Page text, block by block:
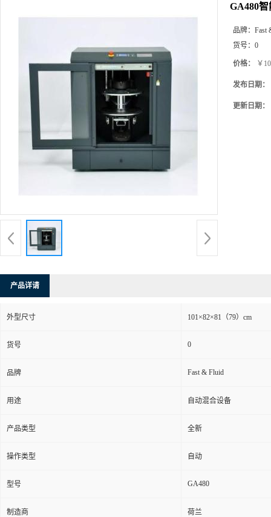
GA480
品牌： Fast
货号： 0
价格： ￥
发布日期：
更新日期：
产品详请
外型尺寸 101×82×81（79）cm
货号 0
品牌 Fast & Fluid
用途 自动混合设备
产品类型 全新
操作类型 自动
型号 GA480
制造商 荷兰